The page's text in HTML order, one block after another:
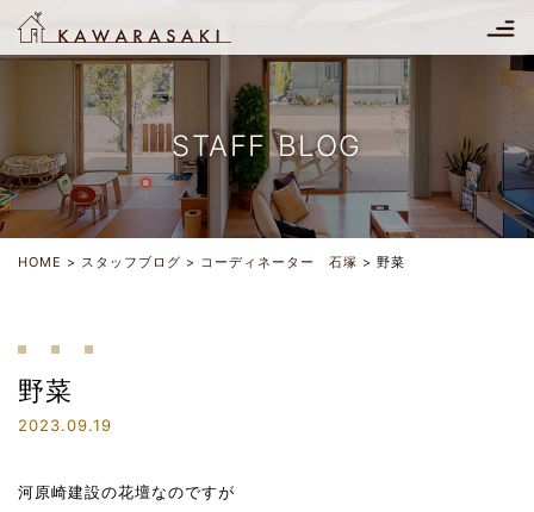
STAFF BLOG
HOME スタッフブログ コーディネーター 石塚 野菜
野菜
2023.09.19
河原崎建設の花壇なのですが